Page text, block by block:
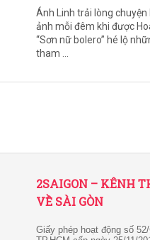
Ánh Linh trải lòng chuyện
ảnh mỗi đêm khi được
“Sơn nữ bolero” hé lộ
tham ...
2SAIGON – KÊNH
VỀ SÀI GÒN
Giấy phép hoạt động số